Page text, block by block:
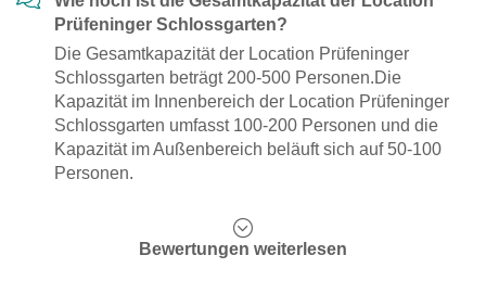
Prüfeninger Schlossgarten?
Die Gesamtkapazität der Location Prüfeninger
Schlossgarten beträgt 200-500 Personen.Die
Kapazität im Innenbereich der Location Prüfeninger
Schlossgarten umfasst 100-200 Personen und die
Kapazität im Außenbereich beläuft sich auf 50-100
Personen.
Bewertungen weiterlesen